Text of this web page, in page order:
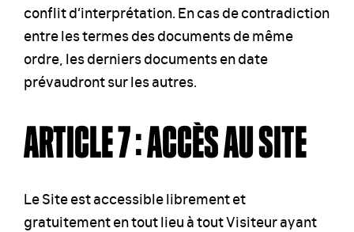
conflit d’interprétation. En cas de contradiction
entre les termes des documents de même
ordre, les derniers documents en date
prévaudront sur les autres.
ARTICLE 7 : ACCÈS AU SITE
Le Site est accessible librement et
gratuitement en tout lieu à tout Visiteur ayant